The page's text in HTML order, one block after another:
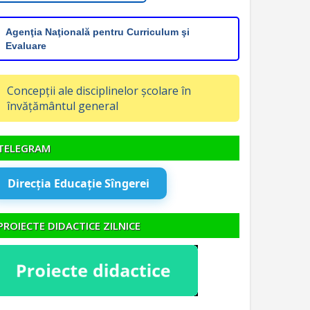
Agenţia Naţională pentru Curriculum şi
Evaluare
Concepții ale disciplinelor școlare în
învățământul general
Direcția Educație Sîngerei
DIDACTICE ZILNICE